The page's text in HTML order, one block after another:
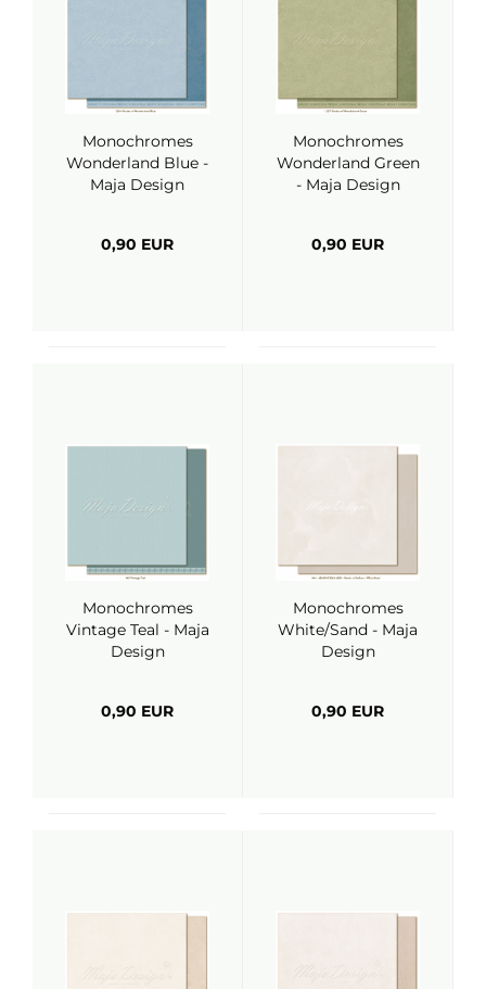
Monochromes
Wonderland Blue -
Maja Design
0,90 EUR
Monochromes
Wonderland Green
- Maja Design
0,90 EUR
Monochromes
Vintage Teal - Maja
Design
0,90 EUR
Monochromes
White/Sand - Maja
Design
0,90 EUR